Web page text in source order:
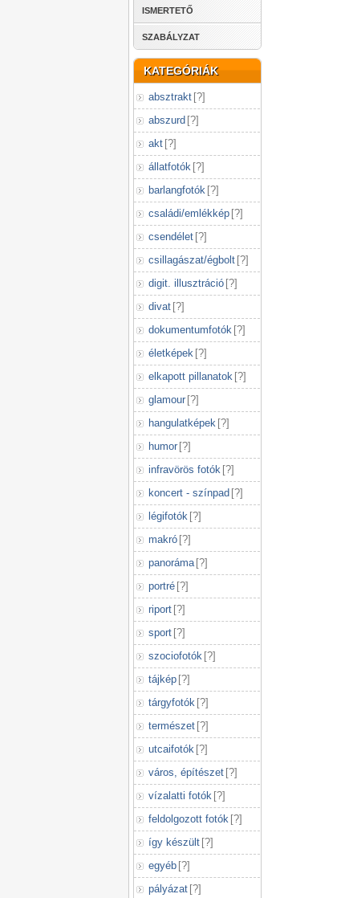
ISMERTETŐ
SZABÁLYZAT
KATEGÓRIÁK
absztrakt [?]
abszurd [?]
akt [?]
állatfotók [?]
barlangfotók [?]
családi/emlékkép [?]
csendélet [?]
csillagászat/égbolt [?]
digit. illusztráció [?]
divat [?]
dokumentumfotók [?]
életképek [?]
elkapott pillanatok [?]
glamour [?]
hangulatképek [?]
humor [?]
infravörös fotók [?]
koncert - színpad [?]
légifotók [?]
makró [?]
panoráma [?]
portré [?]
riport [?]
sport [?]
szociofotók [?]
tájkép [?]
tárgyfotók [?]
természet [?]
utcaifotók [?]
város, építészet [?]
vízalatti fotók [?]
feldolgozott fotók [?]
így készült [?]
egyéb [?]
pályázat [?]